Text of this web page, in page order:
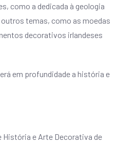
como a dedicada à geologia
outros temas, como as moedas
decorativos irlandeses
em profundidade a história e
História e Arte Decorativa de